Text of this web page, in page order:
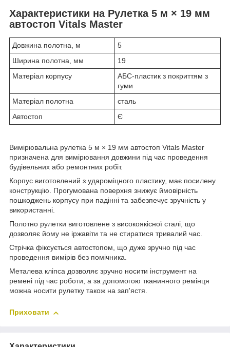
Характеристики на Рулетка 5 м × 19 мм
автостоп Vitals Master
Довжина полотна, м
5
Ширина полотна, мм
19
Матеріал корпусу
АБС-пластик з покриттям з
гуми
Матеріал полотна
сталь
Автостоп
Є
Вимірювальна рулетка 5 м × 19 мм автостоп Vitals Master
призначена для вимірювання довжини під час проведення
будівельних або ремонтних робіт.
Корпус виготовлений з удароміцного пластику, має посилену
конструкцію. Прогумована поверхня знижує ймовірність
пошкоджень корпусу при падінні та забезпечує зручність у
використанні.
Полотно рулетки виготовлене з високоякісної сталі, що
дозволяє йому не іржавіти та не стиратися тривалий час.
Стрічка фіксується автостопом, що дуже зручно під час
проведення вимірів без помічника.
Металева кліпса дозволяє зручно носити інструмент на
ремені під час роботи, а за допомогою тканинного ремінця
можна носити рулетку також на зап'ястя.
Приховати